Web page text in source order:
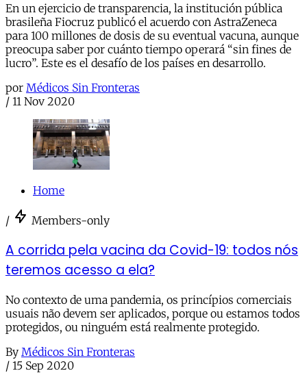
En un ejercicio de transparencia, la institución pública
brasileña Fiocruz publicó el acuerdo con AstraZeneca
para 100 millones de dosis de su eventual vacuna, aunque
preocupa saber por cuánto tiempo operará “sin fines de
lucro”. Este es el desafío de los países en desarrollo.
por Médicos Sin Fronteras
/ 11 Nov 2020
Home
/ Members-only
A corrida pela vacina da Covid-19: todos nós
teremos acesso a ela?
No contexto de uma pandemia, os princípios comerciais
usuais não devem ser aplicados, porque ou estamos todos
protegidos, ou ninguém está realmente protegido.
By Médicos Sin Fronteras
/ 15 Sep 2020